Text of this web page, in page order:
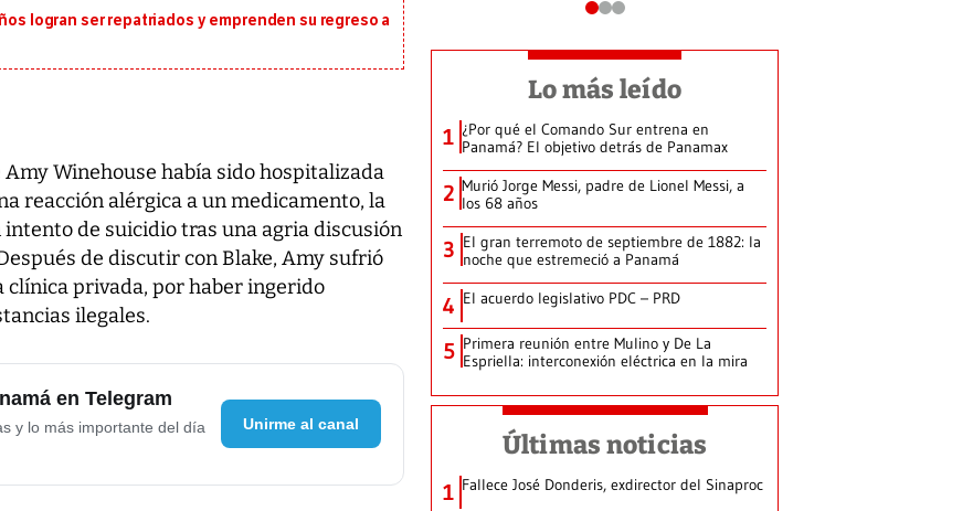
logran ser repatriados y emprenden su regreso a
Winehouse había sido hospitalizada
reacción alérgica a un medicamento, la
intento de suicidio tras una agria discusión
de discutir con Blake, Amy sufrió
clínica privada, por haber ingerido
ilegales.
en Telegram
y lo más importante del día
Unirme al canal
Lo más leído
1 ¿Por qué el Comando Sur entrena en
Panamá? El objetivo detrás de Panamax
2 Murió Jorge Messi, padre de Lionel Messi, a
los 68 años
3 El gran terremoto de septiembre de 1882: la
noche que estremeció a Panamá
4 El acuerdo legislativo PDC – PRD
5 Primera reunión entre Mulino y De La
Espriella: interconexión eléctrica en la mira
Últimas noticias
1 Fallece José Donderis, exdirector del Sinaproc